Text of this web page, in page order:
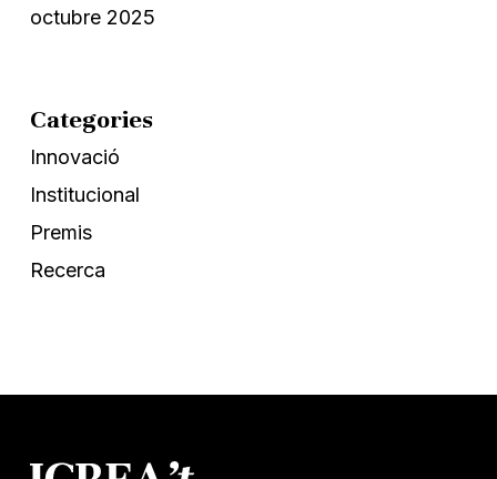
octubre 2025
Categories
Innovació
Institucional
Premis
Recerca